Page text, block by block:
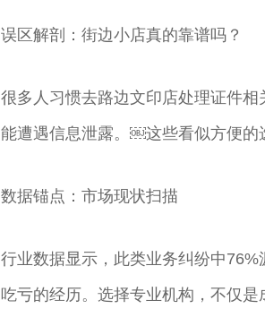
误区解剖：街边小店真的靠谱吗？
很多人习惯去路边文印店处理证件
能遭遇信息泄露。￼这些看似方便的
数据锚点：市场现状扫描
行业数据显示，此类业务纠纷中
吃亏的经历。选择专业机构，不仅是